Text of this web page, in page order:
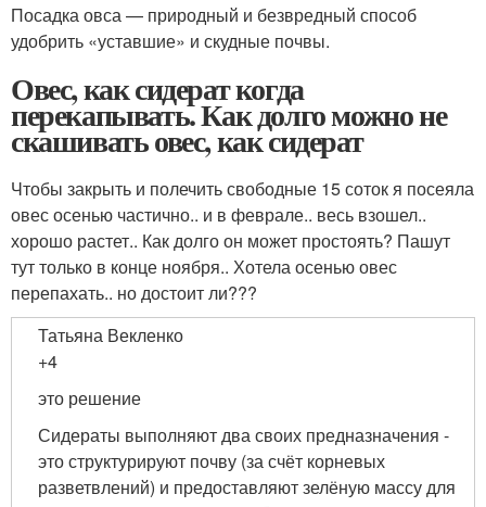
Посадка овса — природный и безвредный способ
удобрить «уставшие» и скудные почвы.
Овес, как сидерат когда
перекапывать. Как долго можно не
скашивать овес, как сидерат
Чтобы закрыть и полечить свободные 15 соток я посеяла
овес осенью частично.. и в феврале.. весь взошел..
хорошо растет.. Как долго он может простоять? Пашут
тут только в конце ноября.. Хотела осенью овес
перепахать.. но достоит ли???
Татьяна Векленко
+4
это решение
Сидераты выполняют два своих предназначения -
это структурируют почву (за счёт корневых
разветвлений) и предоставляют зелёную массу для